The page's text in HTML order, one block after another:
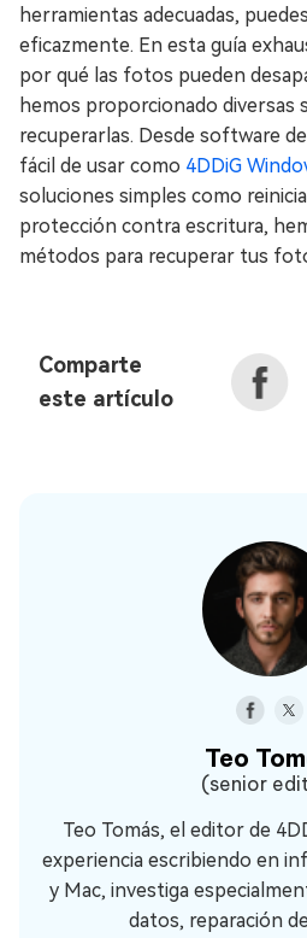
herramientas adecuadas,
eficazmente. En esta guía
por qué las fotos pueden
hemos proporcionado diversas
recuperarlas. Desde software
fácil de usar como 4DDiG
soluciones simples como
protección contra escritura,
métodos para recuperar tus
Comparte
este artículo
Teo
(senior
Teo Tomás, el editor de
experiencia escribiendo en
y Mac, investiga
datos, reparación